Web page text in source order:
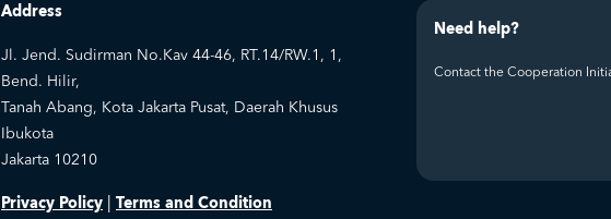
Address
Jl. Jend. Sudirman No.Kav 44-46, RT.14/RW.1, 1,
Bend. Hilir,
Tanah Abang, Kota Jakarta Pusat, Daerah Khusus
Ibukota
Jakarta 10210
Privacy Policy Terms and Condition
Need help?
Contact the Cooperation